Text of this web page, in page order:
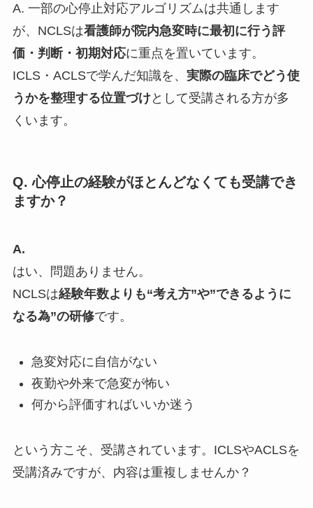
A. 一部の心停止対応アルゴリズムは共通します
が、NCLSは看護師が院内急変時に最初に行う評
価・判断・初期対応に重点を置いています。
ICLS・ACLSで学んだ知識を、 実際の臨床でどう使
うかを整理する位置づけとして受講される方が多
くいます。
Q. 心停止の経験がほとんどなくても受講でき
ますか？
A.
はい、問題ありません。
NCLSは経験年数よりも“考え方”や”できるように
なる為”の研修です。
急変対応に自信がない
夜勤や外来で急変が怖い
何から評価すればいいか迷う
という方こそ、受講されています。ICLSやACLSを
受講済みですが、内容は重複しませんか？